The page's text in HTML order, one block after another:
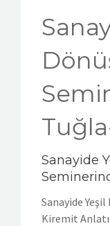
Sanayide
Sanayide
Kiremit